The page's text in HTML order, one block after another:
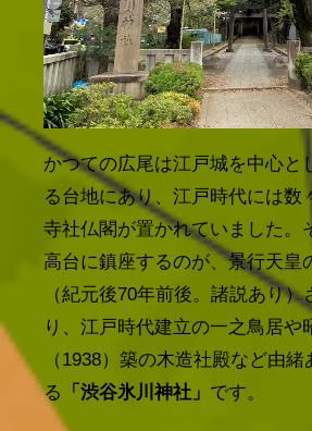
かつての広尾は江戸城を中心と
る台地にあり、江戸時代には数
寺社仏閣が置かれていました。
高台に鎮座するのが、景行天皇
（紀元後70年前後。諸説あり
り、江戸時代建立の一之鳥居や
（1938）築の木造社殿など由
る 「渋谷氷川神社」 です。